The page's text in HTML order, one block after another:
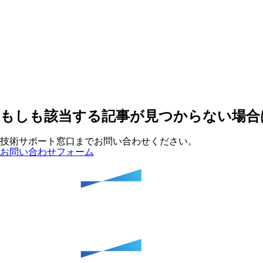
もしも該当する記事が見つからない場
技術サポート窓口までお問い合わせください。
お問い合わせフォーム